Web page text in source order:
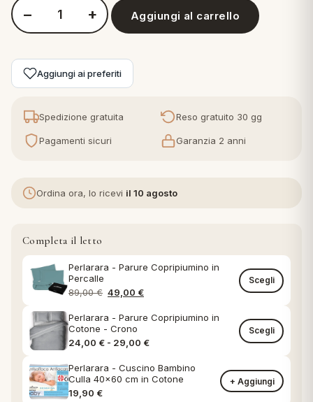
e Pigiami
Quantità Piumino Perlarara Evolution
− + Aggiungi al carrello
Aggiungi ai preferiti
Spedizione gratuita Reso gratuito 30 gg
Pagamenti sicuri Garanzia 2 anni
Ordina ora, lo ricevi il 10 agosto
Completa il letto
Perlarara - Parure Copripiumino in
Percalle
89,00€ Il prezzo originale era: 89,00 €.
49,00 €Il prezzo attuale è: 49,00 €.
Scegli
Perlarara - Parure Copripiumino in
Cotone - Crono
24,00 € - 29,00 €Fascia di prezzo: da 24,00 € a
Scegli
Perlarara - Cuscino Bambino
Culla 40x60 cm in Cotone
19,90 €
+ Aggiungi